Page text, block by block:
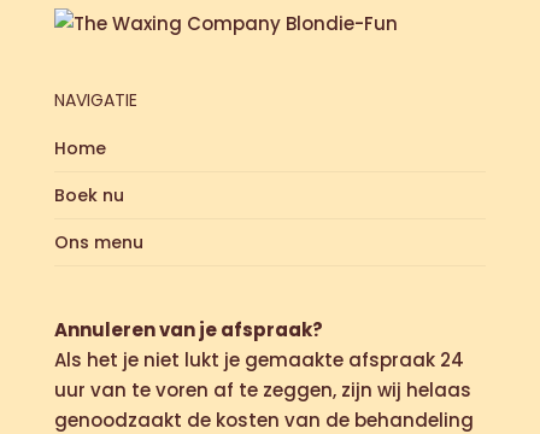
NAVIGATIE
Home
Boek nu
Ons menu
Annuleren van je afspraak?
Als het je niet lukt je gemaakte afspraak 24
uur van te voren af te zeggen, zijn wij helaas
genoodzaakt de kosten van de behandeling